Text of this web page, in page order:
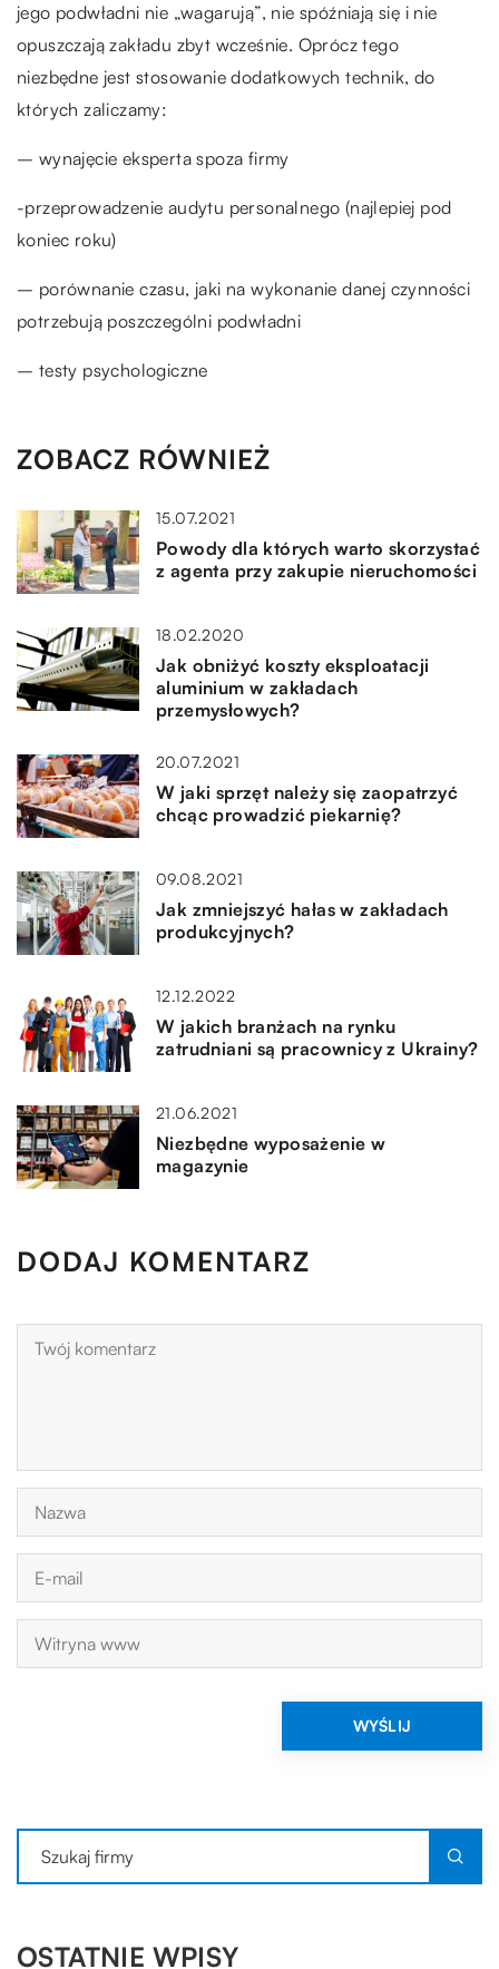
jego podwładni nie „wagarują”, nie spóźniają się i nie
opuszczają zakładu zbyt wcześnie. Oprócz tego
niezbędne jest stosowanie dodatkowych technik, do
których zaliczamy:
– wynajęcie eksperta spoza firmy
-przeprowadzenie audytu personalnego (najlepiej pod
koniec roku)
– porównanie czasu, jaki na wykonanie danej czynności
potrzebują poszczególni podwładni
– testy psychologiczne
ZOBACZ RÓWNIEŻ
15.07.2021
Powody dla których warto skorzystać
z agenta przy zakupie nieruchomości
18.02.2020
Jak obniżyć koszty eksploatacji
aluminium w zakładach
przemysłowych?
20.07.2021
W jaki sprzęt należy się zaopatrzyć
chcąc prowadzić piekarnię?
09.08.2021
Jak zmniejszyć hałas w zakładach
produkcyjnych?
12.12.2022
W jakich branżach na rynku
zatrudniani są pracownicy z Ukrainy?
21.06.2021
Niezbędne wyposażenie w
magazynie
DODAJ KOMENTARZ
OSTATNIE WPISY